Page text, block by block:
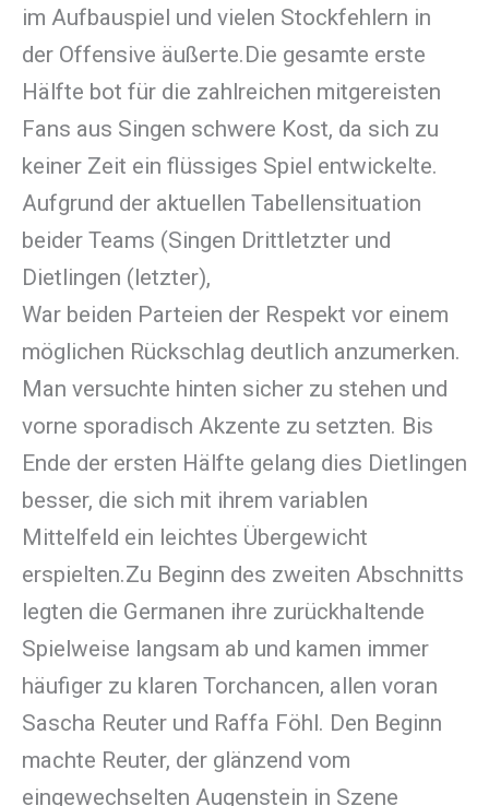
im Aufbauspiel und vielen Stockfehlern in
der Offensive äußerte.Die gesamte erste
Hälfte bot für die zahlreichen mitgereisten
Fans aus Singen schwere Kost, da sich zu
keiner Zeit ein flüssiges Spiel entwickelte.
Aufgrund der aktuellen Tabellensituation
beider Teams (Singen Drittletzter und
Dietlingen (letzter),
War beiden Parteien der Respekt vor einem
möglichen Rückschlag deutlich anzumerken.
Man versuchte hinten sicher zu stehen und
vorne sporadisch Akzente zu setzten. Bis
Ende der ersten Hälfte gelang dies Dietlingen
besser, die sich mit ihrem variablen
Mittelfeld ein leichtes Übergewicht
erspielten.Zu Beginn des zweiten Abschnitts
legten die Germanen ihre zurückhaltende
Spielweise langsam ab und kamen immer
häufiger zu klaren Torchancen, allen voran
Sascha Reuter und Raffa Föhl. Den Beginn
machte Reuter, der glänzend vom
eingewechselten Augenstein in Szene